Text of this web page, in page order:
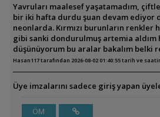
Yavruları maalesef yaşatamadım,
bir iki hafta durdu şuan devam ediyor
neonlarda. Kırmızı burunların
gibi sanki dondurulmuş artemia aldım
düşünüyorum bu aralar bakalım belki
Hasan117 tarafından 2026-08-02 01:40:55 tarih ve
Üye imzalarını sadece giriş yapan
ÖM